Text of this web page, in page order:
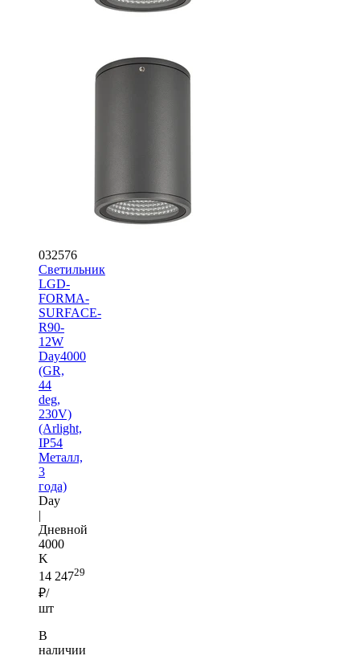
032576
Светильник
LGD-
FORMA-
SURFACE-
R90-
12W
Day4000
(GR,
44
deg,
230V)
(Arlight,
IP54
Металл,
3
года)
Day
|
Дневной
4000
K
14 24729
₽/
шт
В
наличии